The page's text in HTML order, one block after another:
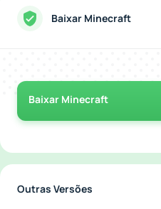
Baixar Minecraft
Baixar Minecraft
Outras Versões